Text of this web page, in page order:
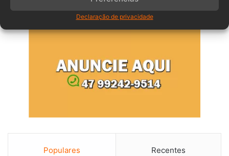
Declaração de privacidade
Populares Recentes